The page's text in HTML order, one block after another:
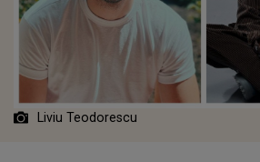
Liviu Teodorescu